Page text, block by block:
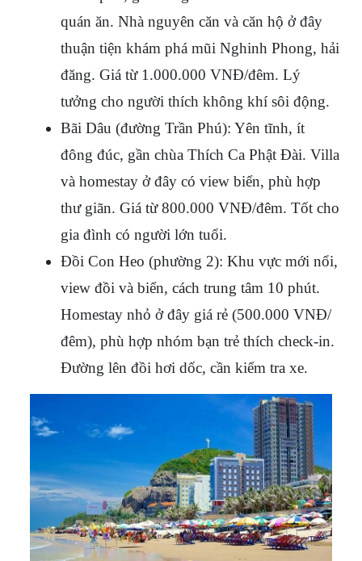
quán ăn. Nhà nguyên căn và căn hộ ở đây
thuận tiện khám phá mũi Nghinh Phong, hải
đăng. Giá từ 1.000.000 VNĐ/đêm. Lý
tưởng cho người thích không khí sôi động.
Bãi Dâu (đường Trần Phú): Yên tĩnh, ít
đông đúc, gần chùa Thích Ca Phật Đài. Villa
và homestay ở đây có view biển, phù hợp
thư giãn. Giá từ 800.000 VNĐ/đêm. Tốt cho
gia đình có người lớn tuổi.
Đồi Con Heo (phường 2): Khu vực mới nổi,
view đồi và biển, cách trung tâm 10 phút.
Homestay nhỏ ở đây giá rẻ (500.000 VNĐ/
đêm), phù hợp nhóm bạn trẻ thích check-in.
Đường lên đồi hơi dốc, cần kiểm tra xe.